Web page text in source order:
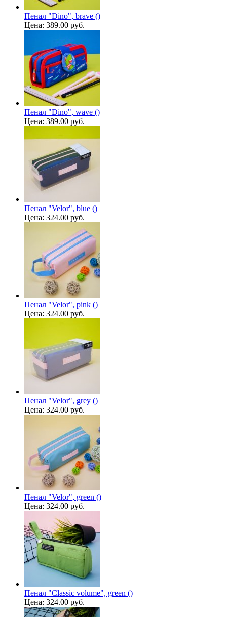
Пенал "Dino", brave ()
Цена: 389.00 руб.
Пенал "Dino", wave ()
Цена: 389.00 руб.
Пенал "Velor", blue ()
Цена: 324.00 руб.
Пенал "Velor", pink ()
Цена: 324.00 руб.
Пенал "Velor", grey ()
Цена: 324.00 руб.
Пенал "Velor", green ()
Цена: 324.00 руб.
Пенал "Classic volume", green ()
Цена: 324.00 руб.